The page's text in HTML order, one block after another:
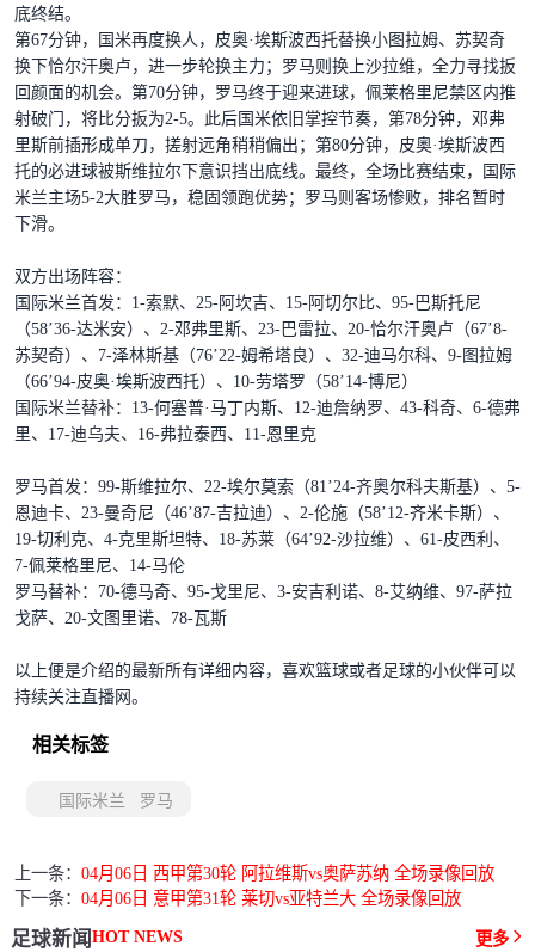
底终结。
第67分钟，国米再度换人，皮奥·埃斯波西托替换小图拉姆、苏契奇
换下恰尔汗奥卢，进一步轮换主力；罗马则换上沙拉维，全力寻找扳
回颜面的机会。第70分钟，罗马终于迎来进球，佩莱格里尼禁区内推
射破门，将比分扳为2-5。此后国米依旧掌控节奏，第78分钟，邓弗
里斯前插形成单刀，搓射远角稍稍偏出；第80分钟，皮奥·埃斯波西
托的必进球被斯维拉尔下意识挡出底线。最终，全场比赛结束，国际
米兰主场5-2大胜罗马，稳固领跑优势；罗马则客场惨败，排名暂时
下滑。
双方出场阵容：
国际米兰首发：1-索默、25-阿坎吉、15-阿切尔比、95-巴斯托尼
（58’36-达米安）、2-邓弗里斯、23-巴雷拉、20-恰尔汗奥卢（67’8-
苏契奇）、7-泽林斯基（76’22-姆希塔良）、32-迪马尔科、9-图拉姆
（66’94-皮奥·埃斯波西托）、10-劳塔罗（58’14-博尼）
国际米兰替补：13-何塞普·马丁内斯、12-迪詹纳罗、43-科奇、6-德弗
里、17-迪乌夫、16-弗拉泰西、11-恩里克
罗马首发：99-斯维拉尔、22-埃尔莫索（81’24-齐奥尔科夫斯基）、5-
恩迪卡、23-曼奇尼（46’87-吉拉迪）、2-伦施（58’12-齐米卡斯）、
19-切利克、4-克里斯坦特、18-苏莱（64’92-沙拉维）、61-皮西利、
7-佩莱格里尼、14-马伦
罗马替补：70-德马奇、95-戈里尼、3-安吉利诺、8-艾纳维、97-萨拉
戈萨、20-文图里诺、78-瓦斯
以上便是介绍的最新所有详细内容，喜欢篮球或者足球的小伙伴可以
持续关注直播网。
相关标签
国际米兰 罗马
上一条： 04月06日 西甲第30轮 阿拉维斯vs奥萨苏纳 全场录像回放
下一条： 04月06日 意甲第31轮 莱切vs亚特兰大 全场录像回放
足球新闻HOT NEWS 更多